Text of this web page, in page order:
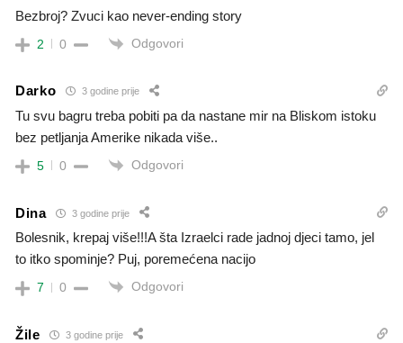
Bezbroj? Zvuci kao never-ending story
2 0 Odgovori
Darko 3 godine prije
Tu svu bagru treba pobiti pa da nastane mir na Bliskom istoku
bez petljanja Amerike nikada više..
5 0 Odgovori
Dina 3 godine prije
Bolesnik, krepaj više!!!A šta Izraelci rade jadnoj djeci tamo, jel
to itko spominje? Puj, poremećena nacijo
7 0 Odgovori
Žile 3 godine prije